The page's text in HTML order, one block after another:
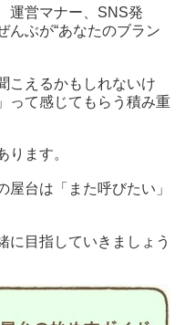
運営マナー、SNS発
んぶが“あなたのブラン
こえるかもしれないけ
って感じてもらう積み重
ります。
台は「また呼びたい」
に目指していきましょう